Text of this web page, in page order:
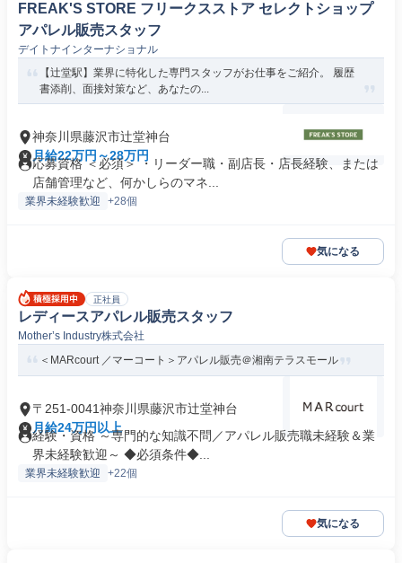
FREAK'S STORE フリークスストア セレクトショップ
アパレル販売スタッフ
デイトナインターナショナル
【辻堂駅】業界に特化した専門スタッフがお仕事をご紹介。 履歴
書添削、面接対策など、あなたの...
神奈川県藤沢市辻堂神台
月給22万円～28万円
応募資格 ＜必須＞ ・リーダー職・副店長・店長経験、または
店舗管理など、何かしらのマネ...
業界未経験歓迎 +28個
気になる
正社員
レディースアパレル販売スタッフ
Mother’s Industry株式会社
＜MARcourt ／マーコート＞アパレル販売＠湘南テラスモール
〒251-0041神奈川県藤沢市辻堂神台
月給24万円以上
経験・資格 ～専門的な知識不問／アパレル販売職未経験＆業
界未経験歓迎～ ◆必須条件◆...
業界未経験歓迎 +22個
気になる